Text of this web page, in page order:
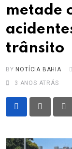
metade
trânsito
BY NOTÍCIA BAHIA
3 ANOS ATRÁS